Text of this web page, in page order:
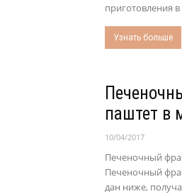
приготовления
Узнать больше
паштет в
10/04/2017
Печеночный
Печеночный
дан ниже,